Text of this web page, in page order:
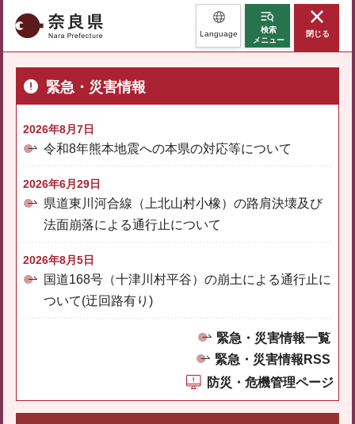
奈良県 Language
検索
メニュー
閉じる
緊急・災害情報
2026年8月7日
令和8年熊本地震への本県の対応等について
2026年6月29日
県道東川河合線（上北山村小橡）の路肩決壊及び
法面崩落による通行止について
2026年8月5日
国道168号（十津川村平谷）の崩土による通行止に
ついて(迂回路有り)
緊急・災害情報一覧
緊急・災害情報RSS
防災・危機管理ページ